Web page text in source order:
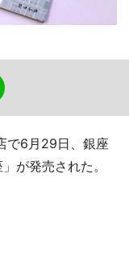
で6月29日、銀座
が発売された。